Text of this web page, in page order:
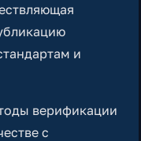
и
верификации
с